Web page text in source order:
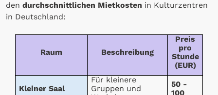
den durchschnittlichen Mietkosten in Kulturzentren
in Deutschland:
Raum Beschreibung
Preis
pro
Stunde
(EUR)
Kleiner Saal
Für kleinere
Gruppen und
50 -
100